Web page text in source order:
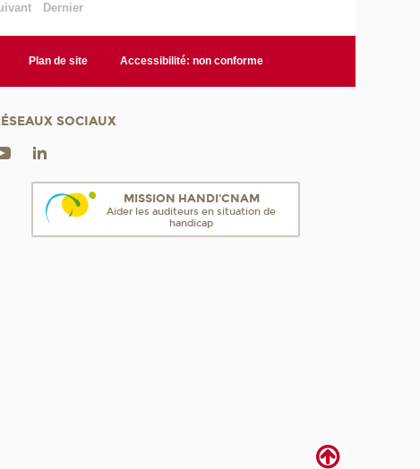
Dernier
Plan de site Accessibilité: non conforme
SOCIAUX
MISSION HANDI'CNAM
Aider les auditeurs en situation de
handicap